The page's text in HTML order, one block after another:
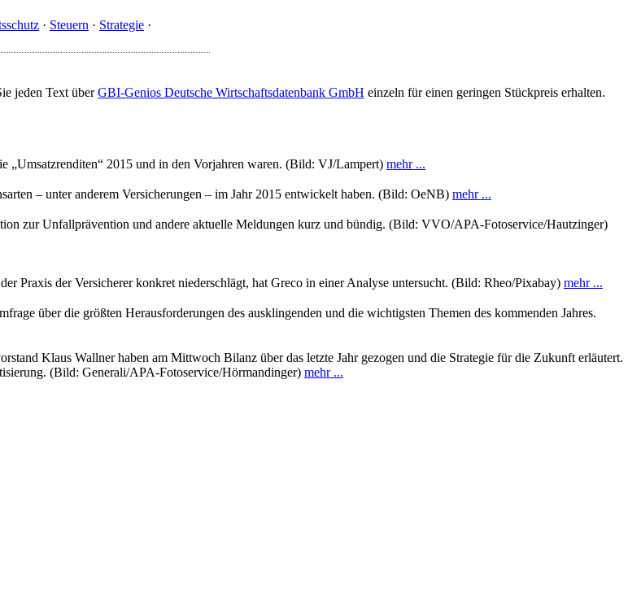
· Steuern · Strategie ·
jeden Text überGBI-Genios Deutsche Wirtschaftsdatenbank GmbH einzeln für einen geringen Stückpreis erhalten.
„Umsatzrenditen“ 2015 und in den Vorjahren waren. (Bild: VJ/Lampert) mehr ...
– unter anderem Versicherungen – im Jahr 2015 entwickelt haben. (Bild: OeNB) mehr ...
zur Unfallprävention und andere aktuelle Meldungen kurz und bündig. (Bild: VVO/APA-Fotoservice/Hautzinger)
Praxis der Versicherer konkret niederschlägt, hat Greco in einer Analyse untersucht. (Bild: Rheo/Pixabay) mehr ...
über die größten Herausforderungen des ausklingenden und die wichtigsten Themen des kommenden Jahres.
Klaus Wallner haben am Mittwoch Bilanz über das letzte Jahr gezogen und die Strategie für die Zukunft erläutert.
(Bild: Generali/APA-Fotoservice/Hörmandinger) mehr ...